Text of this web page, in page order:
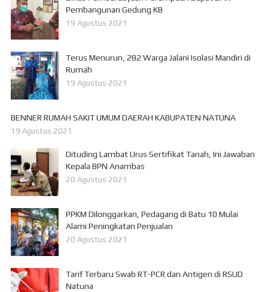
Pembangunan Gedung KB
19 Agustus 2021
Terus Menurun, 282 Warga Jalani Isolasi Mandiri di
Rumah
19 Agustus 2021
BENNER RUMAH SAKIT UMUM DAERAH KABUPATEN NATUNA
19 Agustus 2021
Dituding Lambat Urus Sertifikat Tanah, Ini Jawaban
Kepala BPN Anambas
20 Agustus 2021
PPKM Dilonggarkan, Pedagang di Batu 10 Mulai
Alami Peningkatan Penjualan
20 Agustus 2021
Tarif Terbaru Swab RT-PCR dan Antigen di RSUD
Natuna